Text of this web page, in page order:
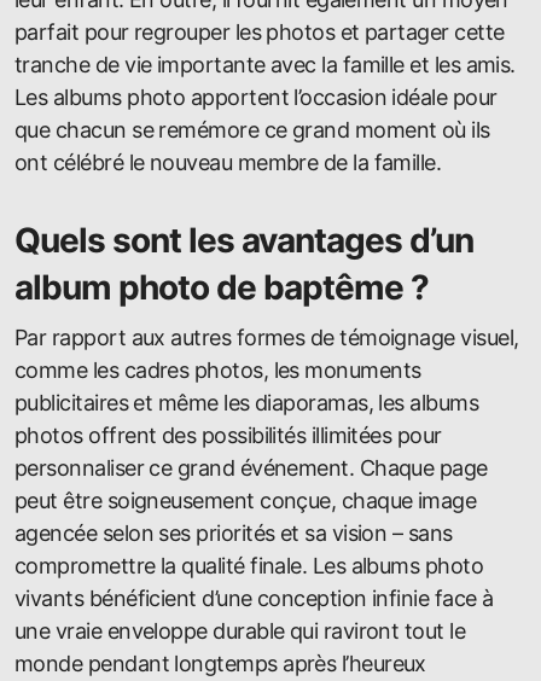
parfait pour regrouper les photos et partager cette
tranche de vie importante avec la famille et les amis.
Les albums photo apportent l’occasion idéale pour
que chacun se remémore ce grand moment où ils
ont célébré le nouveau membre de la famille.
Quels sont les avantages d’un
album photo de baptême ?
Par rapport aux autres formes de témoignage visuel,
comme les cadres photos, les monuments
publicitaires et même les diaporamas, les albums
photos offrent des possibilités illimitées pour
personnaliser ce grand événement. Chaque page
peut être soigneusement conçue, chaque image
agencée selon ses priorités et sa vision – sans
compromettre la qualité finale. Les albums photo
vivants bénéficient d’une conception infinie face à
une vraie enveloppe durable qui raviront tout le
monde pendant longtemps après l’heureux